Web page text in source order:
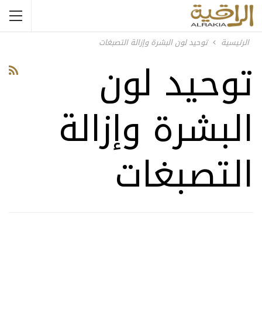
الرئيسية توحيد لون البشرة وإزالة التصبغات
توحيد لون
البشرة وإزالة
التصبغات